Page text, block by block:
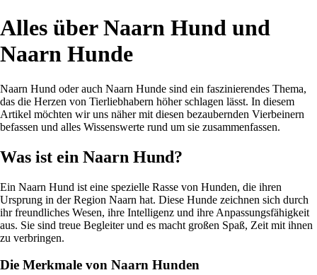
Alles über Naarn Hund und
Naarn Hunde
Naarn Hund oder auch Naarn Hunde sind ein faszinierendes Thema,
das die Herzen von Tierliebhabern höher schlagen lässt. In diesem
Artikel möchten wir uns näher mit diesen bezaubernden Vierbeinern
befassen und alles Wissenswerte rund um sie zusammenfassen.
Was ist ein Naarn Hund?
Ein Naarn Hund ist eine spezielle Rasse von Hunden, die ihren
Ursprung in der Region Naarn hat. Diese Hunde zeichnen sich durch
ihr freundliches Wesen, ihre Intelligenz und ihre Anpassungsfähigkeit
aus. Sie sind treue Begleiter und es macht großen Spaß, Zeit mit ihnen
zu verbringen.
Die Merkmale von Naarn Hunden